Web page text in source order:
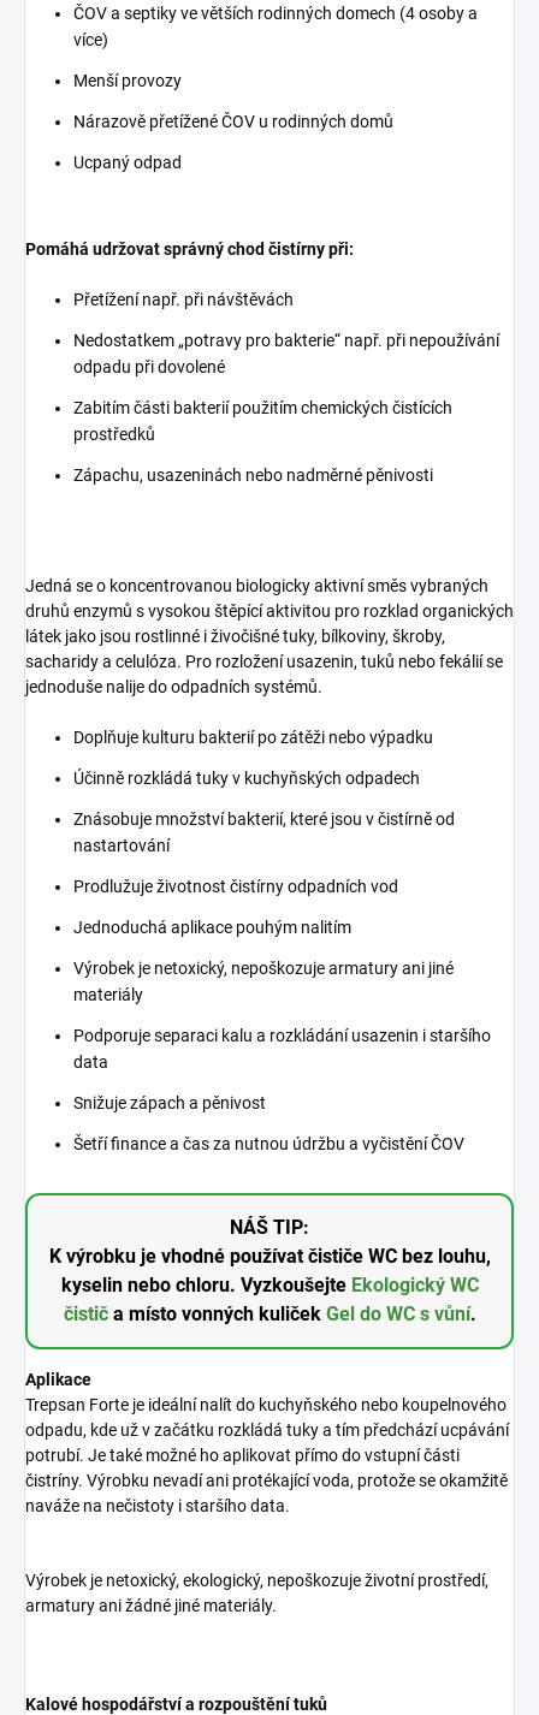
ČOV a septiky ve větších rodinných domech (4 osoby a
více)
Menší provozy
Nárazově přetížené ČOV u rodinných domů
Ucpaný odpad
Pomáhá udržovat správný chod čistírny při:
Přetížení např. při návštěvách
Nedostatkem „potravy pro bakterie“ např. při nepoužívání
odpadu při dovolené
Zabitím části bakterií použitím chemických čistících
prostředků
Zápachu, usazeninách nebo nadměrné pěnivosti
Jedná se o koncentrovanou biologicky aktivní směs vybraných
druhů enzymů s vysokou štěpící aktivitou pro rozklad organických
látek jako jsou rostlinné i živočišné tuky, bílkoviny, škroby,
sacharidy a celulóza. Pro rozložení usazenin, tuků nebo fekálií se
jednoduše nalije do odpadních systémů.
Doplňuje kulturu bakterií po zátěži nebo výpadku
Účinně rozkládá tuky v kuchyňských odpadech
Znásobuje množství bakterií, které jsou v čistírně od
nastartování
Prodlužuje životnost čistírny odpadních vod
Jednoduchá aplikace pouhým nalitím
Výrobek je netoxický, nepoškozuje armatury ani jiné
materiály
Podporuje separaci kalu a rozkládání usazenin i staršího
data
Snižuje zápach a pěnivost
Šetří finance a čas za nutnou údržbu a vyčistění ČOV
NÁŠ TIP:
K výrobku je vhodné používat čističe WC bez louhu,
kyselin nebo chloru. Vyzkoušejte Ekologický WC
čističa místo vonných kuliček Gel do WC s vůní.
Aplikace
Trepsan Forte je ideální nalít do kuchyňského nebo koupelnového
odpadu, kde už v začátku rozkládá tuky a tím předchází ucpávání
potrubí. Je také možné ho aplikovat přímo do vstupní části
čistríny. Výrobku nevadí ani protékající voda, protože se okamžitě
naváže na nečistoty i staršího data.
Výrobek je netoxický, ekologický, nepoškozuje životní prostředí,
armatury ani žádné jiné materiály.
Kalové hospodářství a rozpouštění tuků